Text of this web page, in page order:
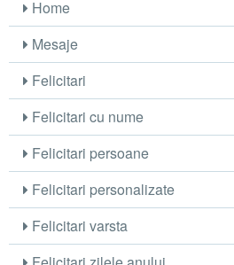
Home
Mesaje
Felicitari
Felicitari cu nume
Felicitari persoane
Felicitari personalizate
Felicitari varsta